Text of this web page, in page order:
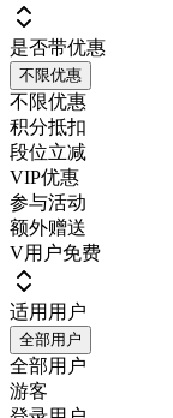
是否带优惠
不限优惠
不限优惠
积分抵扣
段位立减
VIP优惠
参与活动
额外赠送
V用户免费
适用用户
全部用户
全部用户
游客